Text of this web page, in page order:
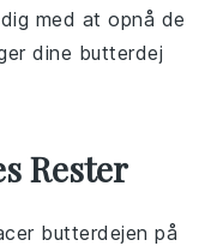
med at opnå de
dine butterdej
Rester
butterdejen på